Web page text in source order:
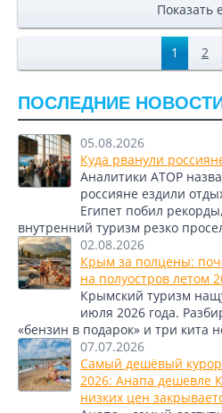
Показать
1 2
ПОСЛЕДНИЕ
05.08.2026
Куда рванули
Аналитики АТОР
россияне ездили
Египет побил
внутренний туризм резко
02.08.2026
Крым за полцены:
на полуостров летом
Крымский туризм
июля 2026 года.
«бензин в подарок» и три кита
07.07.2026
Самый дешёвый
2026: Анапа дешевле
низких цен